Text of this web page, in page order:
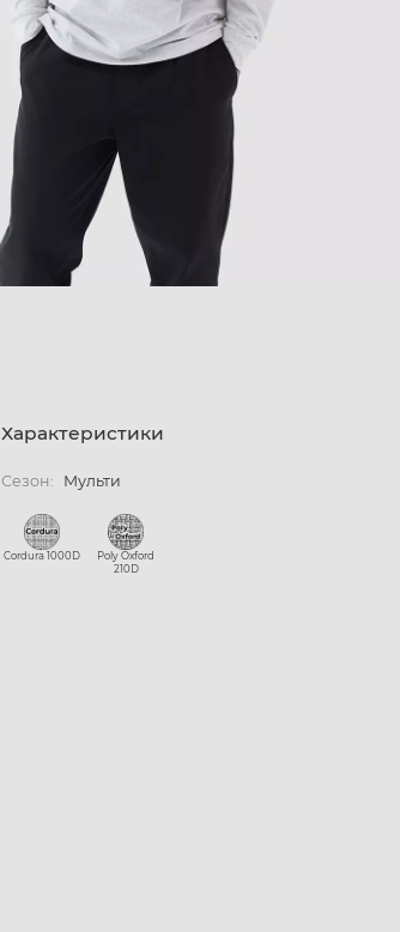
Характеристики
Сезон: Мульти
Cordura 1000D
Poly Oxford
210D